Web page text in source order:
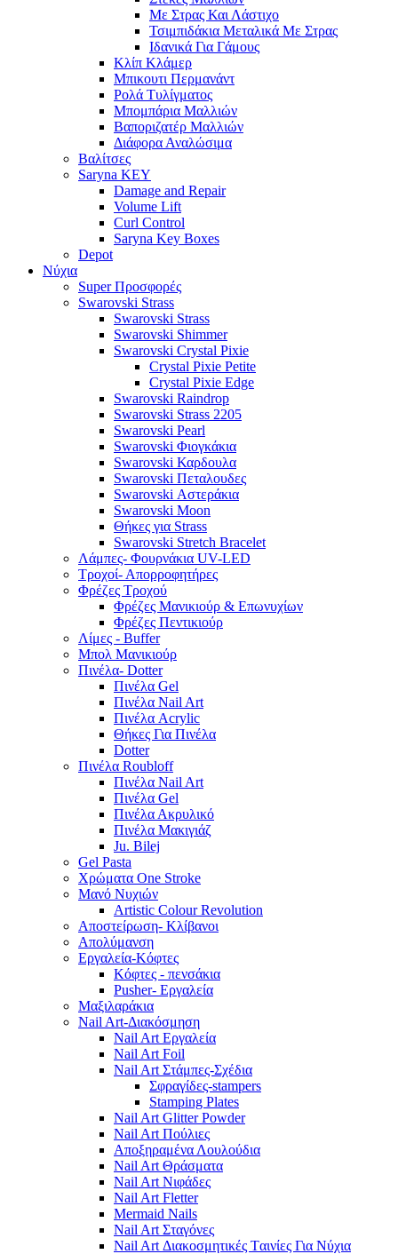
Με Στρας Και Λάστιχο
Τσιμπιδάκια Μεταλικά Με Στρας
Ιδανικά Για Γάμους
Κλίπ Κλάμερ
Μπικουτι Περμανάντ
Ρολά Τυλίγματος
Μπομπάρια Μαλλιών
Βαποριζατέρ Μαλλιών
Διάφορα Αναλώσιμα
Βαλίτσες
Saryna KEY
Damage and Repair
Volume Lift
Curl Control
Saryna Key Boxes
Depot
Νύχια
Super Προσφορές
Swarovski Strass
Swarovski Strass
Swarovski Shimmer
Swarovski Crystal Pixie
Crystal Pixie Petite
Crystal Pixie Edge
Swarovski Raindrop
Swarovski Strass 2205
Swarovski Pearl
Swarovski Φιογκάκια
Swarovski Καρδουλα
Swarovski Πεταλουδες
Swarovski Αστεράκια
Swarovski Moon
Θήκες για Strass
Swarovski Stretch Bracelet
Λάμπες- Φουρνάκια UV-LED
Τροχοί- Απορροφητήρες
Φρέζες Τροχού
Φρέζες Μανικιούρ & Επωνυχίων
Φρέζες Πεντικιούρ
Λίμες - Buffer
Μπολ Μανικιούρ
Πινέλα- Dotter
Πινέλα Gel
Πινέλα Nail Art
Πινέλα Acrylic
Θήκες Για Πινέλα
Dotter
Πινέλα Roubloff
Πινέλα Nail Art
Πινέλα Gel
Πινέλα Ακρυλικό
Πινέλα Μακιγιάζ
Ju. Bilej
Gel Pasta
Χρώματα One Stroke
Mανό Nυχιών
Artistic Colour Revolution
Αποστείρωση- Κλίβανοι
Απολύμανση
Εργαλεία-Κόφτες
Κόφτες - πενσάκια
Pusher- Εργαλεία
Μαξιλαράκια
Nail Art-Διακόσμηση
Nail Art Εργαλεία
Nail Art Foil
Nail Art Στάμπες-Σχέδια
Σφραγίδες-stampers
Stamping Plates
Nail Art Glitter Powder
Nail Art Πούλιες
Αποξηραμένα Λουλούδια
Nail Art Θράσματα
Nail Art Νιφάδες
Nail Art Fletter
Mermaid Nails
Nail Art Σταγόνες
Nail Art Διακοσμητικές Tαινίες Για Νύχια